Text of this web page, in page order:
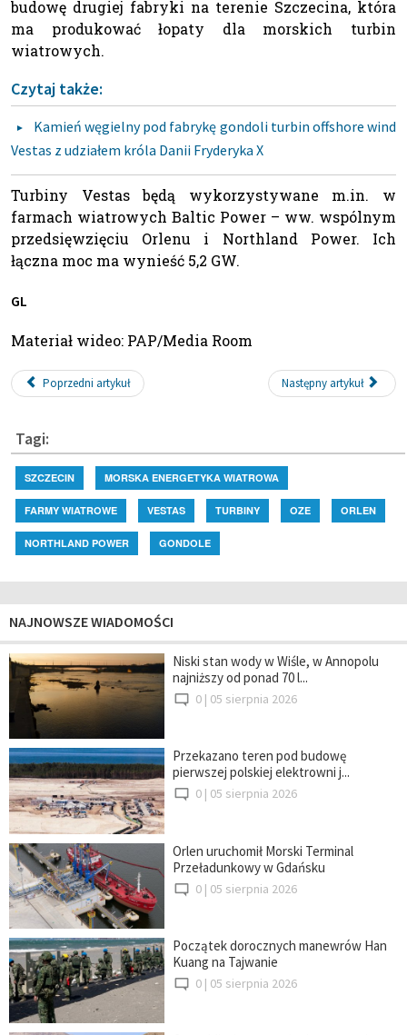
budowę drugiej fabryki na terenie Szczecina, która
ma produkować łopaty dla morskich turbin
wiatrowych.
Czytaj także:
Kamień węgielny pod fabrykę gondoli turbin offshore wind
Vestas z udziałem króla Danii Fryderyka X
Turbiny Vestas będą wykorzystywane m.in. w
farmach wiatrowych Baltic Power – ww. wspólnym
przedsięwzięciu Orlenu i Northland Power. Ich
łączna moc ma wynieść 5,2 GW.
GL
Materiał wideo: PAP/Media Room
Poprzedni artykuł Następny artykuł
Tagi:
SZCZECIN MORSKA ENERGETYKA WIATROWA
FARMY WIATROWE VESTAS TURBINY OZE ORLEN
NORTHLAND POWER GONDOLE
NAJNOWSZE WIADOMOŚCI
Niski stan wody w Wiśle, w Annopolu
najniższy od ponad 70 l...
0 | 05 sierpnia 2026
Przekazano teren pod budowę
pierwszej polskiej elektrowni j...
0 | 05 sierpnia 2026
Orlen uruchomił Morski Terminal
Przeładunkowy w Gdańsku
0 | 05 sierpnia 2026
Początek dorocznych manewrów Han
Kuang na Tajwanie
0 | 05 sierpnia 2026